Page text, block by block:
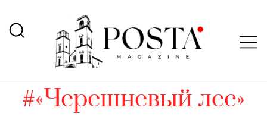
#«Черешневый лес»